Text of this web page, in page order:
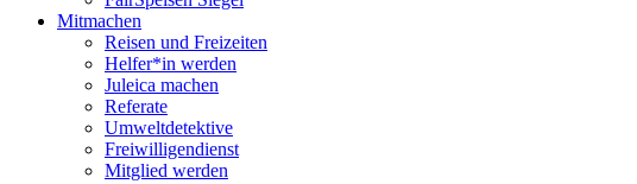
Mitmachen
Reisen und Freizeiten
Helfer*in werden
Juleica machen
Referate
Umweltdetektive
Freiwilligendienst
Mitglied werden